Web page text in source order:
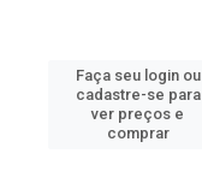
Faça seu login ou
cadastre-se para
ver preços e
comprar